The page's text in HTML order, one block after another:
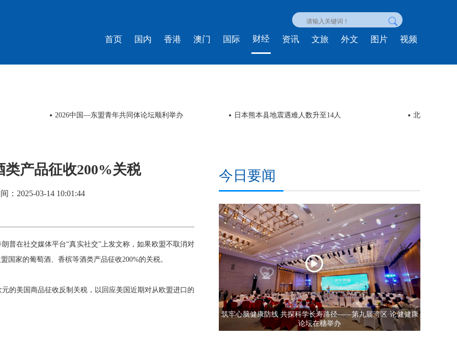
首页 国内 香港 澳门 国际 财经 资讯 文旅 外文 图片 视频
2026中国—东盟青年共同体论坛顺利举办 日本熊本县地震遇难人数升至14人 北京东西城
产品征收200%关税
2025-03-14 10:01:44
普在社交媒体平台“真实社交”上发文称，如果欧盟不取消对
国家的葡萄酒、香槟等酒类产品征收200%的关税。
的美国商品征收反制关税，以回应美国近期对从欧盟进口的
今日要闻
筑牢心脑健康防线 共探科学长寿路径——第九届湾区·论健健康
论坛在穗举办